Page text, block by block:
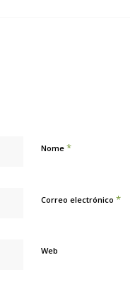
Nome *
Correo electrónico *
Web